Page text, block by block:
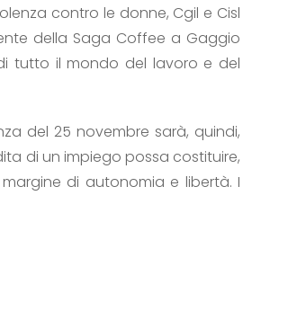
contro le donne, Cgil e Cisl
della Saga Coffee a Gaggio
tutto il mondo del lavoro e del
del 25 novembre sarà, quindi,
di un impiego possa costituire,
di autonomia e libertà. I